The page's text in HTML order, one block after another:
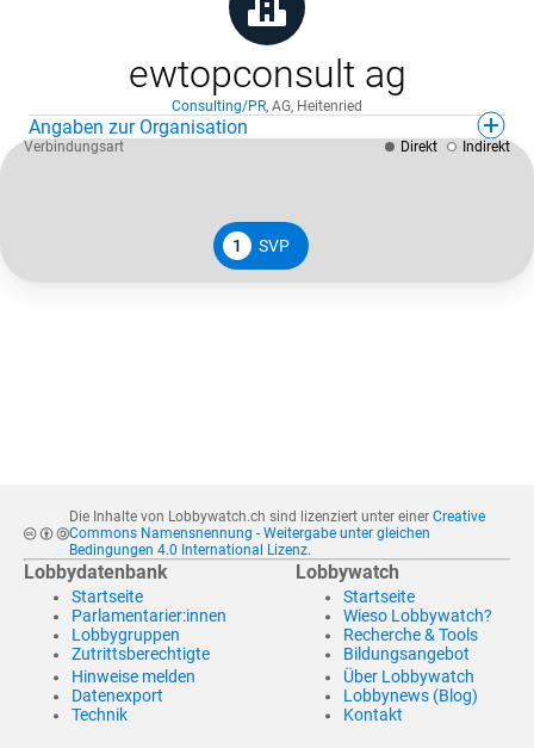
ewtopconsult ag
Consulting/PR, AG, Heitenried
Angaben zur Organisation
1 SVP
Verbindungsart Direkt Indirekt
Die Inhalte von Lobbywatch.ch sind lizenziert unter einer Creative
Commons Namensnennung - Weitergabe unter gleichen
Bedingungen 4.0 International Lizenz.
Lobbydatenbank
Startseite
Parlamentarier:innen
Lobbygruppen
Zutrittsberechtigte
Hinweise melden
Datenexport
Technik
Lobbywatch
Startseite
Wieso Lobbywatch?
Recherche & Tools
Bildungsangebot
Über Lobbywatch
Lobbynews (Blog)
Kontakt